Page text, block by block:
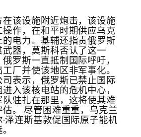
该设施附近炮击，该设施
作，在和平时期供应乌克
电力。基辅还指责俄罗斯
器，莫斯科否认了这一
罗斯一直抵制国际呼吁，
厂并使该地区非军事化。
表示，俄罗斯已禁止国际
入该核电站的危机中心，
驻扎在那里，这将使其难
。 尽管困难重重，乌克兰
泽连斯基敦促国际原子能机